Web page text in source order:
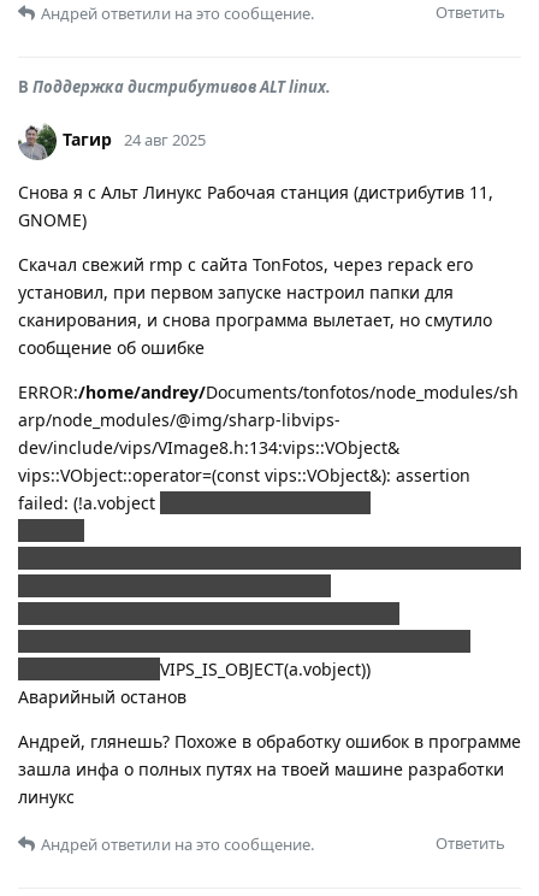
Ответить
Андрейответили на это сообщение.
В Поддержка дистрибутивов ALT linux.
Тагир 24 авг 2025
Снова я с Альт Линукс Рабочая станция (дистрибутив 11,
GNOME)
Скачал свежий rmp с сайта TonFotos, через repack его
установил, при первом запуске настроил папки для
сканирования, и снова программа вылетает, но смутило
сообщение об ошибке
ERROR:/home/andrey/Documents/tonfotos/node_modules/sh
arp/node_modules/@img/sharp-libvips-
dev/include/vips/VImage8.h:134:vips::VObject&
vips::VObject::operator=(const vips::VObject&): assertion
failed: (!a.vobject
VIPS_IS_OBJECT(a.vobject))
Аварийный останов
Андрей, глянешь? Похоже в обработку ошибок в программе
зашла инфа о полных путях на твоей машине разработки
линукс
Ответить
Андрейответили на это сообщение.